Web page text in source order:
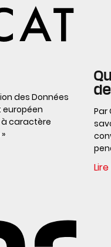
des Données
européen
à caractère
Par